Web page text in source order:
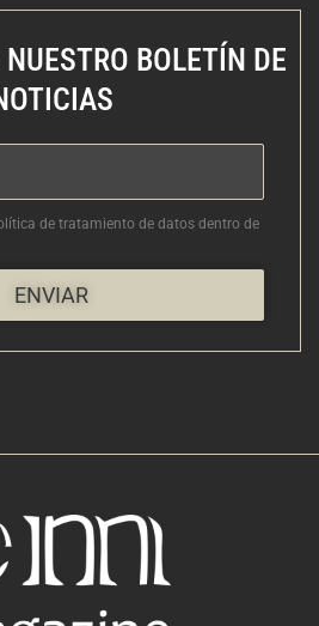
BOLETÍN DE
de tratamiento de datos dentro de
ENVIAR